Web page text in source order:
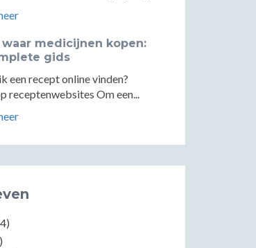
waar medicijnen kopen:
gids
een recept online vinden?
receptenwebsites Om een...